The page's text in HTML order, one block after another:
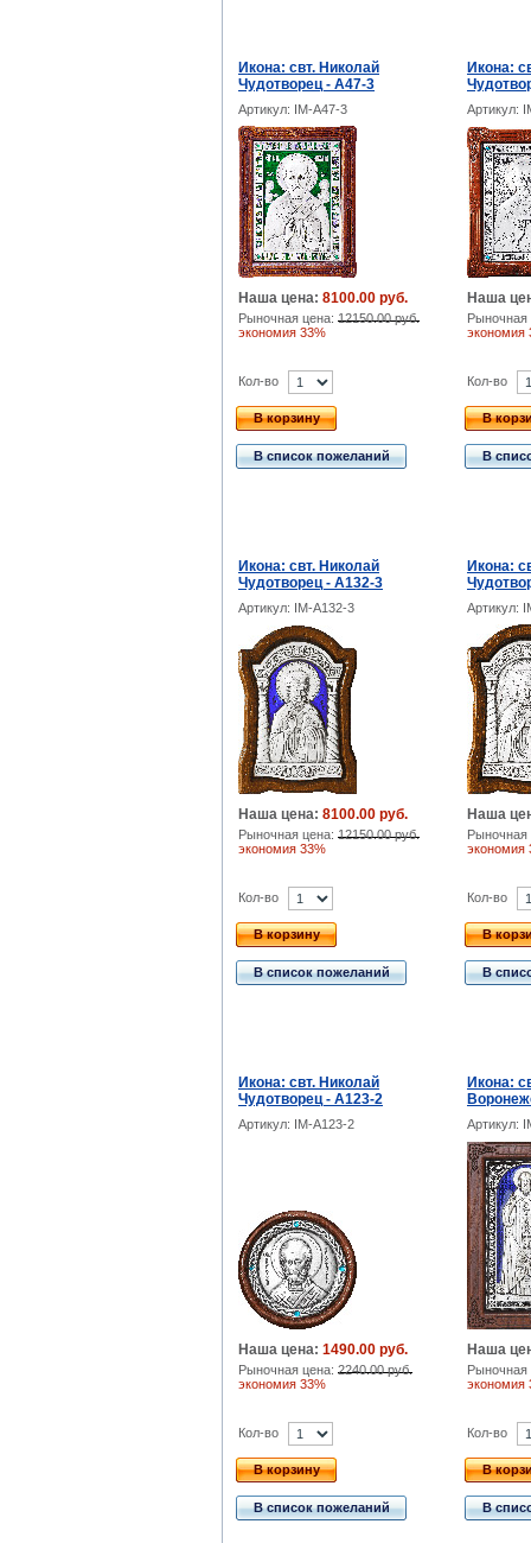
Икона: свт. Николай
Чудотворец - A47-3
Икона:
Артикул: IM-A47-3 Артикул:
Наша цена: 8100.00 руб.
Рыночная цена: 12150.00 руб.
экономия 33%
Наша
экономия
Кол-во
В корзину
В список пожеланий
Кол-во
В
В
Икона: свт. Николай
Чудотворец - A132-3
Икона:
Артикул: IM-A132-3 Артикул:
Наша цена: 8100.00 руб.
Рыночная цена: 12150.00 руб.
экономия 33%
Наша
экономия
Кол-во
В корзину
В список пожеланий
Кол-во
В
В
Икона: свт. Николай
Чудотворец - A123-2
Икона:
Артикул: IM-A123-2 Артикул:
Наша цена: 1490.00 руб.
Рыночная цена: 2240.00 руб.
экономия 33%
Наша
экономия
Кол-во
В корзину
В список пожеланий
Кол-во
В
В